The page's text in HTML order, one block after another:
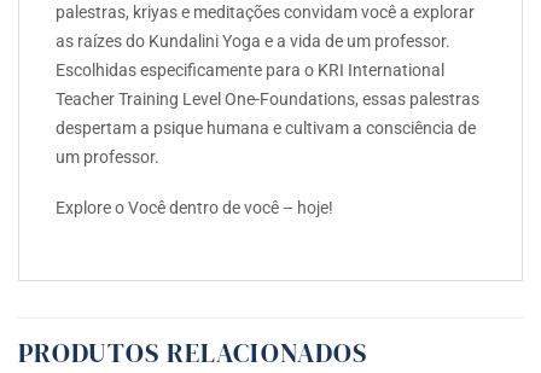
palestras, kriyas e meditações convidam você a explorar
as raízes do Kundalini Yoga e a vida de um professor.
Escolhidas especificamente para o KRI International
Teacher Training Level One-Foundations, essas palestras
despertam a psique humana e cultivam a consciência de
um professor.
Explore o Você dentro de você – hoje!
PRODUTOS RELACIONADOS